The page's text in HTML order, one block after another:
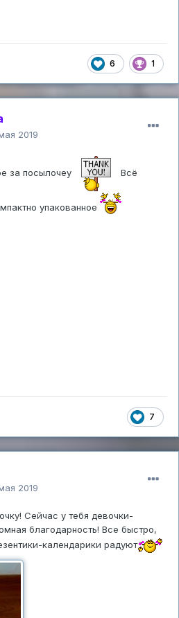
6 1
2019
за посылочеу Всё
упакованное
7
2019
Сейчас у тебя девочки-
благодарность! Все быстро,
календарики радуют